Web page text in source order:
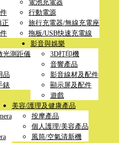
正
電池充電器
行動電源
旅行充電器/無線充電座
拖板/USB快速充電線
光測距儀
品
錶
影音與娛樂
3D打印機
音響產品
影音線材及配件
顯示屏及配件
遊戲
美容/護理及健康產品
按摩產品
個人護理/美容產品
風筒/空氣清新機